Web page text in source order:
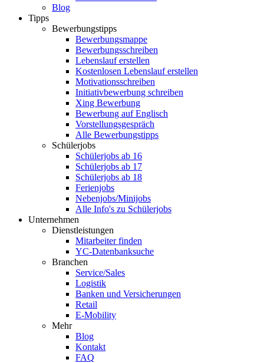
Blog
Tipps
Bewerbungstipps
Bewerbungsmappe
Bewerbungsschreiben
Lebenslauf erstellen
Kostenlosen Lebenslauf erstellen
Motivationsschreiben
Initiativbewerbung schreiben
Xing Bewerbung
Bewerbung auf Englisch
Vorstellungsgespräch
Alle Bewerbungstipps
Schülerjobs
Schülerjobs ab 16
Schülerjobs ab 17
Schülerjobs ab 18
Ferienjobs
Nebenjobs/Minijobs
Alle Info's zu Schülerjobs
Unternehmen
Dienstleistungen
Mitarbeiter finden
YC-Datenbanksuche
Branchen
Service/Sales
Logistik
Banken und Versicherungen
Retail
E-Mobility
Mehr
Blog
Kontakt
FAQ